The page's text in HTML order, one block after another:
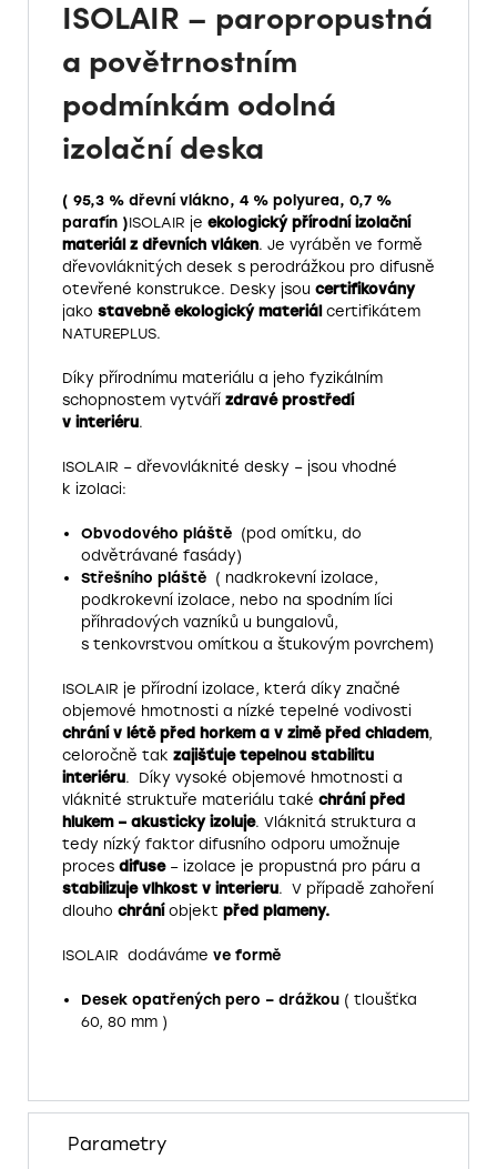
Parametry
ISOLAIR – paropropustná
a povětrnostním
podmínkám odolná
izolační deska
( 95,3 % dřevní vlákno, 4 % polyurea, 0,7 %
parafín )ISOLAIR je ekologický přírodní izolační
materiál z dřevních vláken. Je vyráběn ve formě
dřevovláknitých desek s perodrážkou pro difusně
otevřené konstrukce. Desky jsou certifikovány
jako stavebně ekologický materiál certifikátem
NATUREPLUS.
Díky přírodnímu materiálu a jeho fyzikálním
schopnostem vytváří zdravé prostředí
v interiéru.
ISOLAIR – dřevovláknité desky – jsou vhodné
k izolaci:
Obvodového pláště (pod omítku, do
odvětrávané fasády)
Střešního pláště ( nadkrokevní izolace,
podkrokevní izolace, nebo na spodním líci
příhradových vazníků u bungalovů,
s tenkovrstvou omítkou a štukovým povrchem)
ISOLAIR je přírodní izolace, která díky značné
objemové hmotnosti a nízké tepelné vodivosti
chrání v létě před horkem a v zimě před chladem,
celoročně tak zajišťuje tepelnou stabilitu
interiéru. Díky vysoké objemové hmotnosti a
vláknité struktuře materiálu také chrání před
hlukem – akusticky izoluje. Vláknitá struktura a
tedy nízký faktor difusního odporu umožnuje
proces difuse– izolace je propustná pro páru a
stabilizuje vlhkost v interieru. V případě zahoření
dlouho chráníobjekt před plameny.
ISOLAIR dodáváme ve formě
Desek opatřených pero – drážkou ( tloušťka
60, 80 mm )